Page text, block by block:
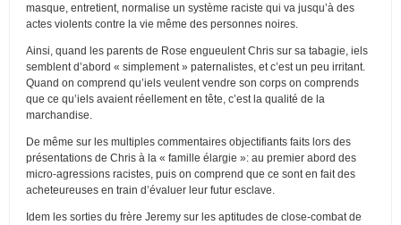
masque, entretient, normalise un système raciste qui va jusqu’à des
actes violents contre la vie même des personnes noires.
Ainsi, quand les parents de Rose engueulent Chris sur sa tabagie, iels
semblent d’abord « simplement » paternalistes, et c’est un peu irritant.
Quand on comprend qu’iels veulent vendre son corps on comprends
que ce qu’iels avaient réellement en tête, c’est la qualité de la
marchandise.
De même sur les multiples commentaires objectifiants faits lors des
présentations de Chris à la « famille élargie »: au premier abord des
micro-agressions racistes, puis on comprend que ce sont en fait des
acheteureuses en train d’évaluer leur futur esclave.
Idem les sorties du frère Jeremy sur les aptitudes de close-combat de